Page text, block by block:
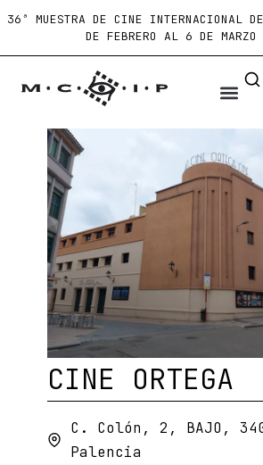
36ª MUESTRA DE CINE INTERNACIONAL
DE FEBRERO AL 6 DE
CINE ORTEGA
C. Colón, 2, BAJO,
Palencia